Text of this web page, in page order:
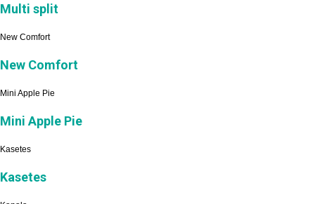
Multi split
New Comfort
New Comfort
Mini Apple Pie
Mini Apple Pie
Kasetes
Kasetes